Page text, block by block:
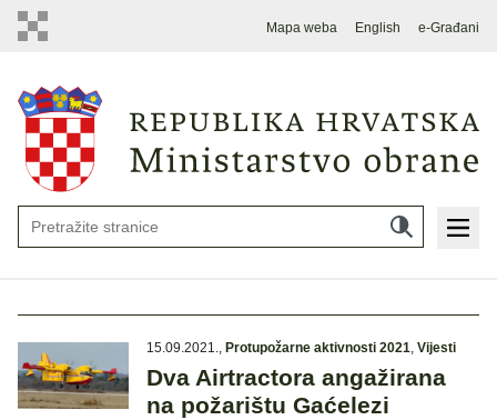
Mapa weba English e-Građani
15.09.2021., Protupožarne aktivnosti 2021, Vijesti
Dva Airtractora angažirana
na požarištu Gaćelezi